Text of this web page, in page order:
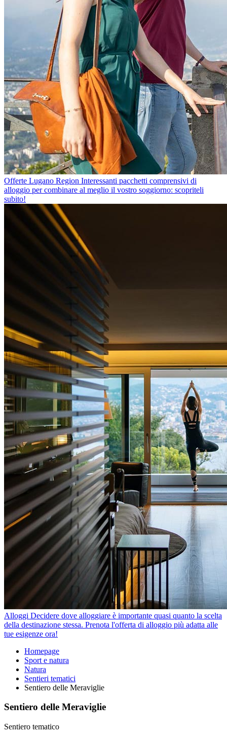
Offerte Lugano Region Interessanti pacchetti comprensivi di
alloggio per combinare al meglio il vostro soggiorno: scopriteli
subito!
Alloggi Decidere dove alloggiare è importante quasi quanto la scelta
della destinazione stessa. Prenota l'offerta di alloggio più adatta alle
tue esigenze ora!
Homepage
Sport e natura
Natura
Sentieri tematici
Sentiero delle Meraviglie
Sentiero delle Meraviglie
Sentiero tematico